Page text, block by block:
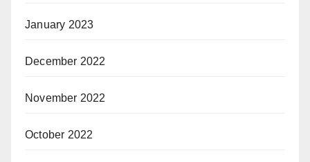
January 2023
December 2022
November 2022
October 2022